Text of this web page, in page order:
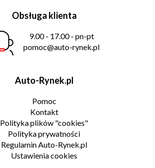
Obsługa klienta
9.00 - 17.00 - pn-pt
pomoc@auto-rynek.pl
Auto-Rynek.pl
Pomoc
Kontakt
Polityka plików "cookies"
Polityka prywatności
Regulamin Auto-Rynek.pl
Ustawienia cookies